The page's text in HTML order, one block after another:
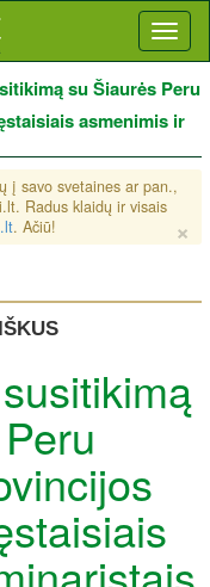
su Šiaurės Peru
asmenimis ir
į savo svetaines ar pan.,
Radus klaidų ir visais
. Ačiū! ×